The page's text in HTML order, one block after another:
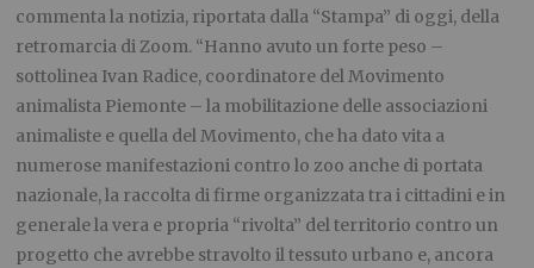
commenta la notizia, riportata dalla “Stampa” di oggi, della
retromarcia di Zoom. “Hanno avuto un forte peso –
sottolinea Ivan Radice, coordinatore del Movimento
animalista Piemonte – la mobilitazione delle associazioni
animaliste e quella del Movimento, che ha dato vita a
numerose manifestazioni contro lo zoo anche di portata
nazionale, la raccolta di firme organizzata tra i cittadini e in
generale la vera e propria “rivolta” del territorio contro un
progetto che avrebbe stravolto il tessuto urbano e, ancora